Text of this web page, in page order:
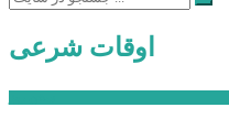
اوقات شرعی